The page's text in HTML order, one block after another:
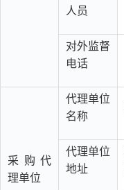
人员
对外监督
电话
采购代
理单位
代理单位
名称
代理单位
地址